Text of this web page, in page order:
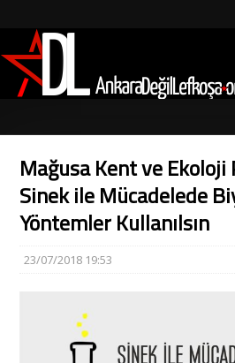
Mağusa Kent ve
Sinek ile Mücadelede
Yöntemler Kullanılsın
23/07/2018 19:53